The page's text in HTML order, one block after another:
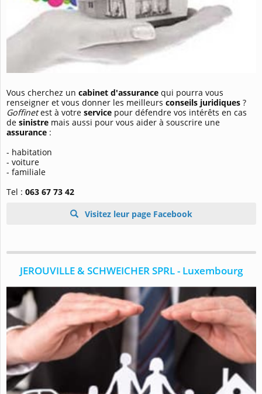
Vous cherchez un cabinet d'assurance qui pourra vous
renseigner et vous donner les meilleurs conseils juridiques ?
Goffinetest à votre service pour défendre vos intérêts en cas
de sinistre mais aussi pour vous aider à souscrire une
assurance :
- habitation
- voiture
- familiale
Tel : 063 67 73 42
Visitez leur page Facebook
JEROUVILLE & SCHWEICHER SPRL - Luxembourg